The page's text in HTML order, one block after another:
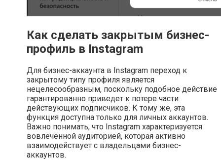
Как сделать закрытым бизнес-
профиль в Instagram
Для бизнес-аккаунта в Instagram переход к
закрытому типу профиля является
нецелесообразным, поскольку подобное действие
гарантированно приведет к потере части
действующих подписчиков. К тому же, эта
функция доступна только для личных аккаунтов.
Важно понимать, что Instagram характеризуется
вовлеченной аудиторией, которая активно
взаимодействует с владельцами бизнес-
аккаунтов.